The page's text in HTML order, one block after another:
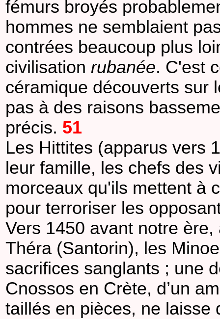
fémurs broyés
hommes ne semblaient
contrées beaucoup plus
civilisation rubanée. C'est
céramique découverts sur
pas à des raisons
précis. 51
Les Hittites (apparus vers
leur famille, les chefs des
morceaux qu'ils mettent à
pour terroriser les
Vers 1450 avant notre
Théra (Santorin), les
sacrifices sanglants ; une
Cnossos en Crète, d’un
taillés en pièces, ne laisse